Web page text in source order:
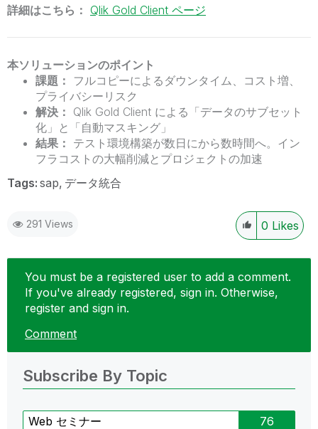
詳細はこちら： Qlik Gold Client ページ
本ソリューションのポイント
課題： フルコピーによるダウンタイム、コスト増、
プライバシーリスク
解決： Qlik Gold Client による「データのサブセット
化」と「自動マスキング」
結果： テスト環境構築が数日にから数時間へ。イン
フラコストの大幅削減とプロジェクトの加速
Tags: sap データ統合
291 Views 0 Likes
You must be a registered user to add a comment.
If you've already registered, sign in. Otherwise,
register and sign in.
Comment
Subscribe By Topic
Web セミナー 76